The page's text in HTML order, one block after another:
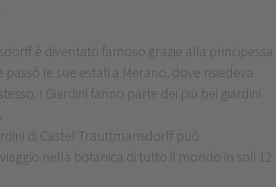
è diventato famoso grazie alla principessa
passò le sue estati a Merano, dove risiedeva
I Giardini fanno parte dei più bei giardini
di Castel Trauttmansdorff può
nella botanica di tutto il mondo in soli 12